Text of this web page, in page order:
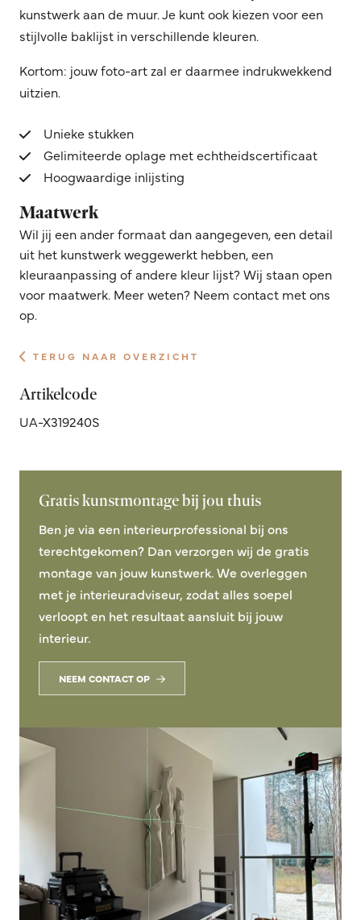
kunstwerk aan de muur. Je kunt ook kiezen voor een
stijlvolle baklijst in verschillende kleuren.
Kortom: jouw foto-art zal er daarmee indrukwekkend
uitzien.
Unieke stukken
Gelimiteerde oplage met echtheidscertificaat
Hoogwaardige inlijsting
Maatwerk
Wil jij een ander formaat dan aangegeven, een detail
uit het kunstwerk weggewerkt hebben, een
kleuraanpassing of andere kleur lijst? Wij staan open
voor maatwerk. Meer weten? Neem contact met ons
op.
TERUG NAAR OVERZICHT
Artikelcode
UA-X319240S
Gratis kunstmontage bij jou thuis
Ben je via een interieurprofessional bij ons
terechtgekomen? Dan verzorgen wij de gratis
montage van jouw kunstwerk. We overleggen
met je interieuradviseur, zodat alles soepel
verloopt en het resultaat aansluit bij jouw
interieur.
NEEM CONTACT OP